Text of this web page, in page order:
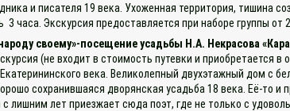
и писателя 19 века. Ухоженная территория, тишина
часа. Экскурсия предоставляется при наборе группы от
своему»-посещение усадьбы Н.А. Некрасова
(не входит в стоимость путевки и приобретается
века. Великолепный двухэтажный дом с
сохранившаяся дворянская усадьба 18 века. Её-то
лишним лет приезжает сюда поэт, где не только с